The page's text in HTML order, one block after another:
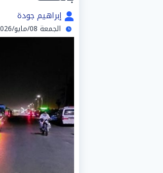
إبراهيم جودة
الجمعة 08/مايو/2026 - 11:20 م